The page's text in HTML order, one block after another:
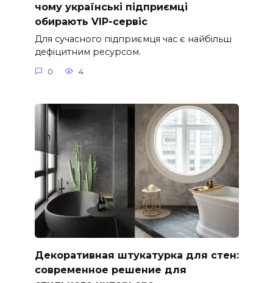
чому українські підприємці
обирають VIP-сервіс
Для сучасного підприємця час є найбільш
дефіцитним ресурсом.
0 4
Декоративная штукатурка для стен:
современное решение для